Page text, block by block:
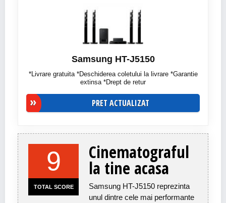
Samsung HT-J5150
*Livrare gratuita *Deschiderea coletului la livrare *Garantie
extinsa *Drept de retur
PRET ACTUALIZAT
9
TOTAL SCORE
Cinematograful
la tine acasa
Samsung HT-J5150 reprezinta
unul dintre cele mai performante